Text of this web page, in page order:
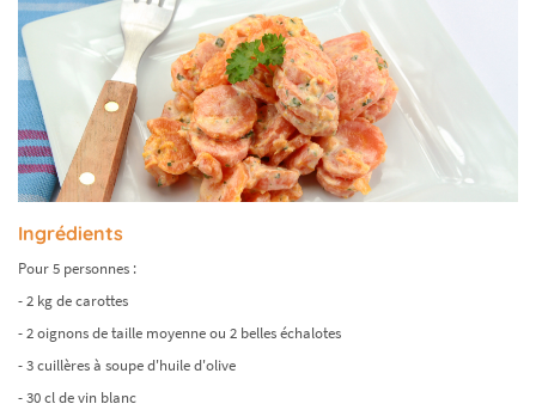
Ingrédients
Pour 5 personnes :
- 2 kg de carottes
- 2 oignons de taille moyenne ou 2 belles échalotes
- 3 cuillères à soupe d'huile d'olive
- 30 cl de vin blanc